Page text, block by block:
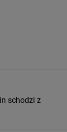
schodzi z